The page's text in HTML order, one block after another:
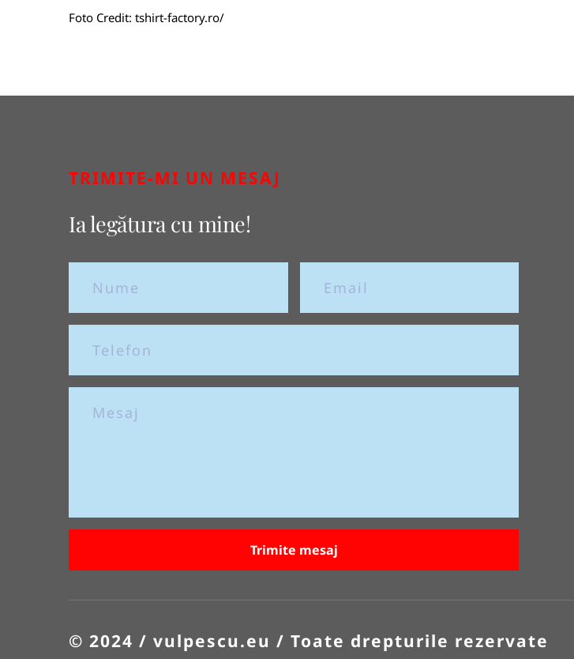
Foto Credit: tshirt-factory.ro/
TRIMITE-MI UN MESAJ
Ia legătura cu mine!
Trimite mesaj
© 2024 / vulpescu.eu / Toate drepturile rezervate